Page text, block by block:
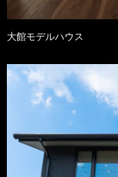
大館モデルハウス